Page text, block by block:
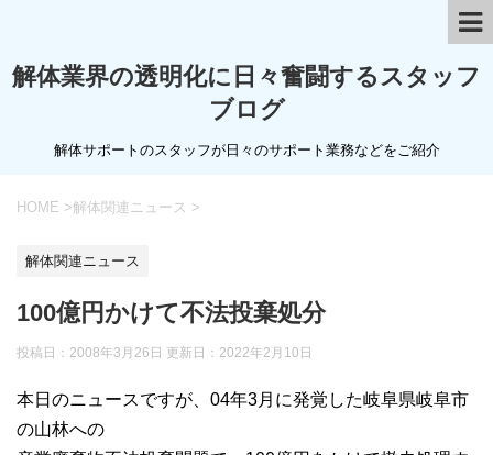
解体業界の透明化に日々奮闘するスタッフ
ブログ
解体サポートのスタッフが日々のサポート業務などをご紹介
HOME >解体関連ニュース >
解体関連ニュース
100億円かけて不法投棄処分
投稿日：2008年3月26日 更新日： 2022年2月10日
本日のニュースですが、04年3月に発覚した岐阜県岐阜市
の山林への